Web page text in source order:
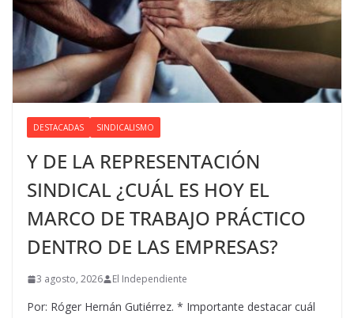
DESTACADAS SINDICALISMO
Y DE LA REPRESENTACIÓN
SINDICAL ¿CUÁL ES HOY EL
MARCO DE TRABAJO PRÁCTICO
DENTRO DE LAS EMPRESAS?
3 agosto, 2026 El Independiente
Por: Róger Hernán Gutiérrez. * Importante destacar cuál